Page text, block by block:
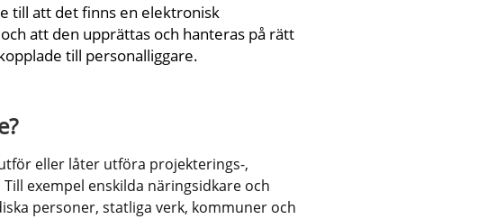
till att det finns en elektronisk
att den upprättas och hanteras på rätt
till personalliggare.
eller låter utföra projekterings-,
exempel enskilda näringsidkare och
personer, statliga verk, kommuner och